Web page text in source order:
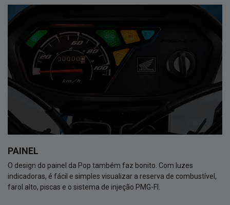
PAINEL
O design do painel da Pop também faz bonito. Com luzes
indicadoras, é fácil e simples visualizar a reserva de combustível,
farol alto, piscas e o sistema de injeção PMG-FI.